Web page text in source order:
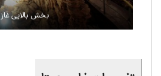
بخش بالایی غار